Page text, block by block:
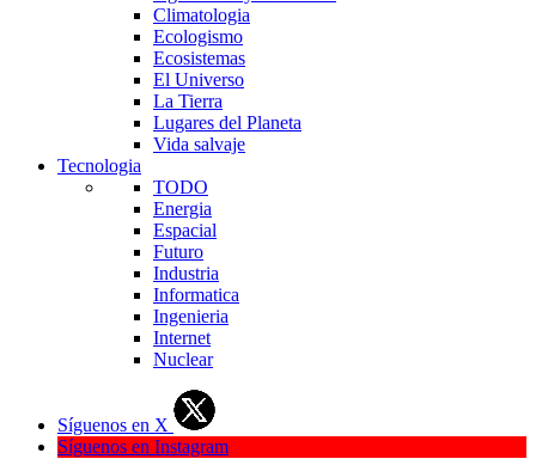
Climatologia
Ecologismo
Ecosistemas
El Universo
La Tierra
Lugares del Planeta
Vida salvaje
Tecnologia
TODO
Energia
Espacial
Futuro
Industria
Informatica
Ingenieria
Internet
Nuclear
Síguenos en X
Síguenos en Instagram